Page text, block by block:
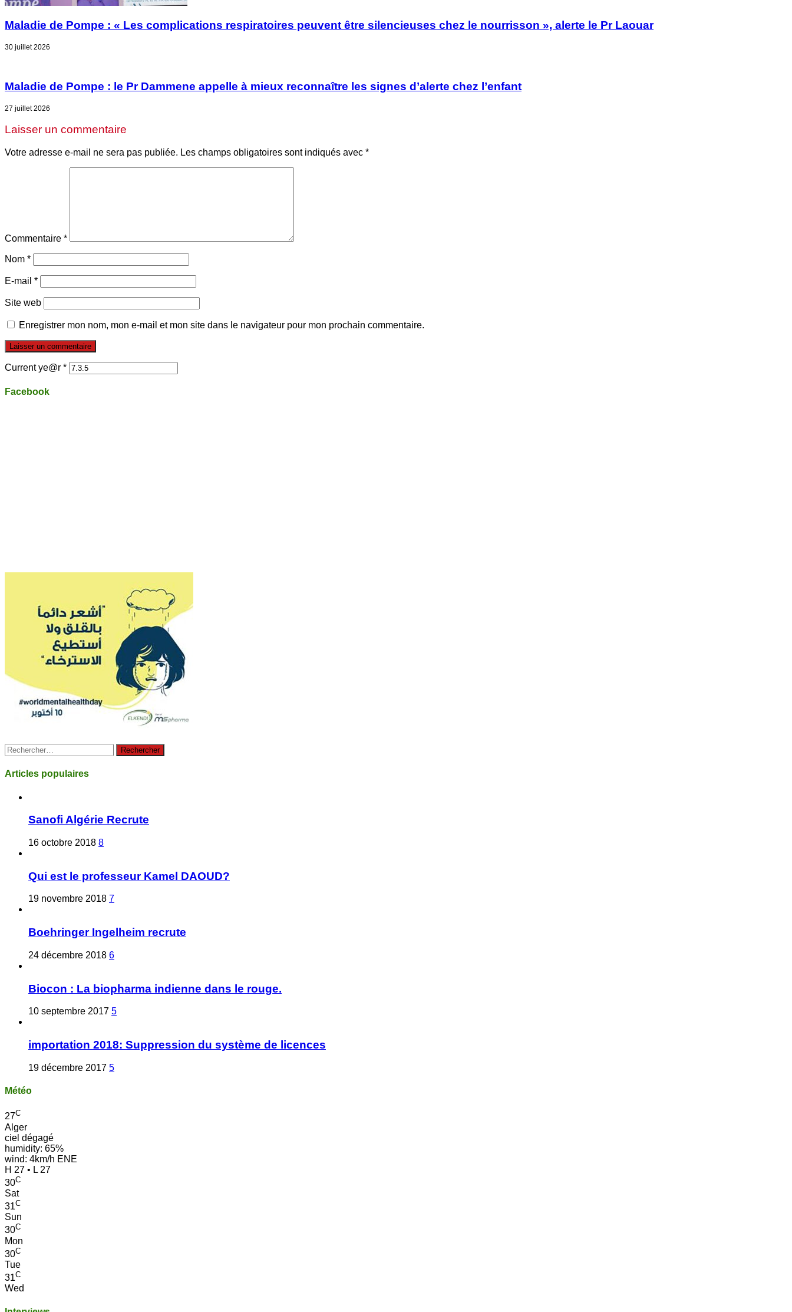
Maladie de Pompe : « Les complications respiratoires peuvent être silencieuses chez le nourrisson », alerte le Pr Laouar
30 juillet 2026
Maladie de Pompe : le Pr Dammene appelle à mieux reconnaître les signes d’alerte chez l’enfant
27 juillet 2026
Laisser un commentaire
Votre adresse e-mail ne sera pas publiée. Les champs obligatoires sont indiqués avec *
Commentaire *
Nom *
E-mail *
Site web
Enregistrer mon nom, mon e-mail et mon site dans le navigateur pour mon prochain commentaire.
Current ye@r *
Facebook
Rechercher :
Articles populaires
Sanofi Algérie Recrute
16 octobre 2018 8
Qui est le professeur Kamel DAOUD?
19 novembre 2018 7
Boehringer Ingelheim recrute
24 décembre 2018 6
Biocon : La biopharma indienne dans le rouge.
10 septembre 2017 5
importation 2018: Suppression du système de licences
19 décembre 2017 5
Météo
27C
Alger
ciel dégagé
humidity: 65%
wind: 4km/h ENE
H 27 • L 27
30C
Sat
31C
Sun
30C
Mon
30C
Tue
31C
Wed